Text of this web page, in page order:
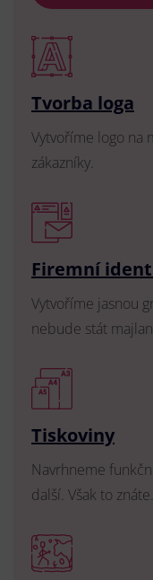
Tvorba loga
Vytvoříme logo na
zákazníky.
Firemní
Vytvoříme jasnou
nebude stát
Tiskoviny
Navrhneme
další. Však to znáte.